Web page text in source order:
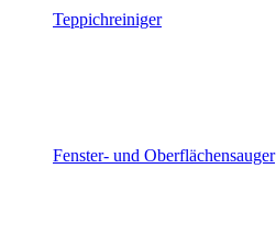
Teppichreiniger
Fenster- und Oberflächensauger